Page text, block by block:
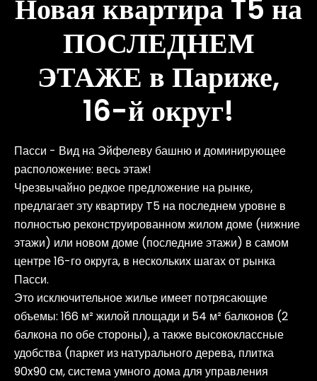
Новая квартира T5 на
ПОСЛЕДНЕМ
ЭТАЖЕ в Париже,
16-й округ!
Пасси - Вид на Эйфелеву башню и доминирующее
расположение: весь этаж!
Чрезвычайно редкое предложение на рынке,
предлагает эту квартиру T5 на последнем уровне в
полностью реконструированном жилом доме (нижние
этажи) или новом доме (последние этажи) в самом
центре 16-го округа, в нескольких шагах от рынка
Пасси.
Это исключительное жилье имеет потрясающие
объемы: 166 м² жилой площади и 54 м² балконов (2
балкона по обе стороны), а также высококлассные
удобства (паркет из натурального дерева, плитка
90x90 см, система умного дома для управления